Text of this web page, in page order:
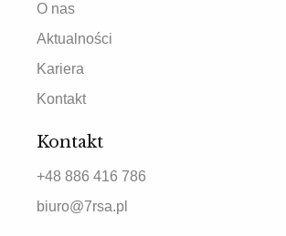
O nas
Aktualności
Kariera
Kontakt
Kontakt
+48 886 416 786
biuro@7rsa.pl